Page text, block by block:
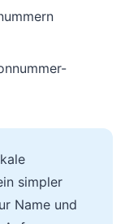
simpler
Name und